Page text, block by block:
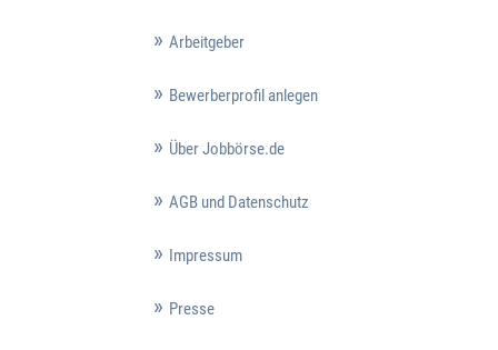
Arbeitgeber
Bewerberprofil anlegen
Über Jobbörse.de
AGB und Datenschutz
Impressum
Presse